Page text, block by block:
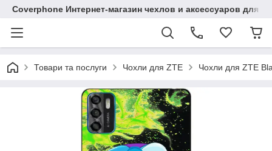
Coverphone Интернет-магазин чехлов и аксессуаров для
Товари та послуги Чохли для ZTE Чохли для ZTE